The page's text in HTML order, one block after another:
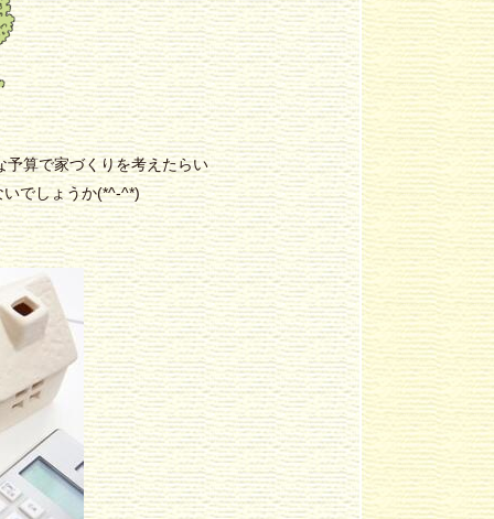
予算で家づくりを考えたらい
でしょうか(*^-^*)